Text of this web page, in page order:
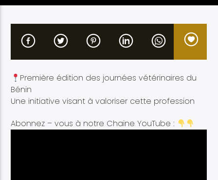
Artist
Etele en direct
Première édition des journées vétérinaires du
Bénin
Une initiative visant à valoriser cette profession
Abonnez – vous à notre Chaine YouTube :